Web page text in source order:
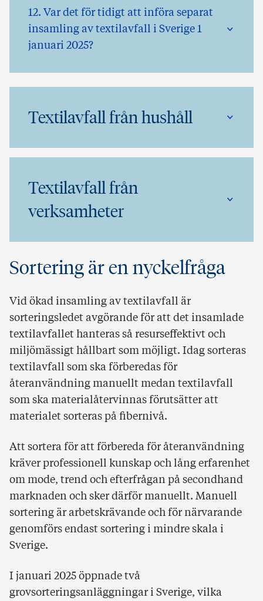
12. Var det för tidigt att införa separat
insamling av textilavfall i Sverige 1
januari 2025?
Textilavfall från hushåll
Textilavfall från
verksamheter
Sortering är en nyckelfråga
Vid ökad insamling av textilavfall är
sorteringsledet avgörande för att det insamlade
textilavfallet hanteras så resurseffektivt och
miljömässigt hållbart som möjligt. Idag sorteras
textilavfall som ska förberedas för
återanvändning manuellt medan textilavfall
som ska materialåtervinnas förutsätter att
materialet sorteras på fibernivå.
Att sortera för att förbereda för återanvändning
kräver professionell kunskap och lång erfarenhet
om mode, trend och efterfrågan på secondhand
marknaden och sker därför manuellt. Manuell
sortering är arbetskrävande och för närvarande
genomförs endast sortering i mindre skala i
Sverige.
I januari 2025 öppnade två
grovsorteringsanläggningar i Sverige, vilka